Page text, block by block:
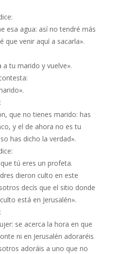
esa agua: así no tendré más
que venir aquí a sacarla».
a tu marido y vuelve».
que no tienes marido: has
y el de ahora no es tu
has dicho la verdad».
tú eres un profeta.
dieron culto en este
decís que el sitio donde
está en Jerusalén».
se acerca la hora en que
ni en Jerusalén adoraréis
adoráis a uno que no